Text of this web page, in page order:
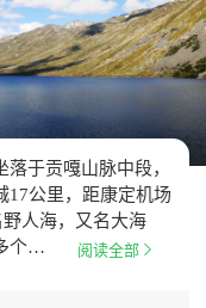
于贡嘎山脉中段，
17公里，距康定机场
人海，又名大海
个…
阅读全部 